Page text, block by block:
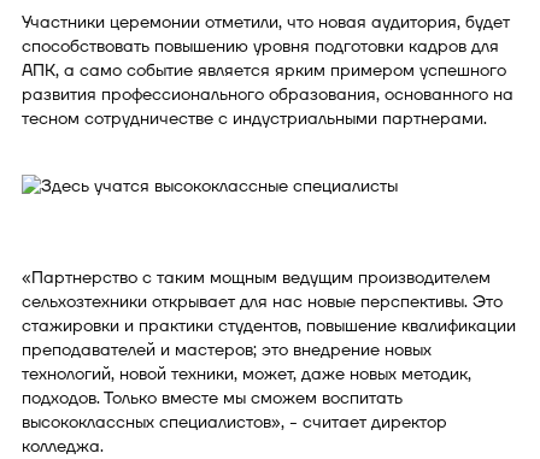
Участники церемонии отметили, что новая аудитория, будет
способствовать повышению уровня подготовки кадров для
АПК, а само событие является ярким примером успешного
развития профессионального образования, основанного на
тесном сотрудничестве с индустриальными партнерами.
«Партнерство с таким мощным ведущим производителем
сельхозтехники открывает для нас новые перспективы. Это
стажировки и практики студентов, повышение квалификации
преподавателей и мастеров; это внедрение новых
технологий, новой техники, может, даже новых методик,
подходов. Только вместе мы сможем воспитать
высококлассных специалистов», - считает директор
колледжа.